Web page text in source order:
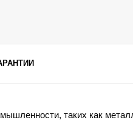
таких как